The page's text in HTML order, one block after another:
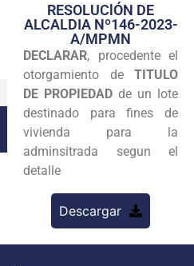
Transparencia
Seguridad
Programas
Intranet
RESOLUClÓN DE
ALCALDIA Nº146-2023-
A/MPMN
DECLARAR, procedente el
otorgamiento de TITULO
DE PROPIEDAD de un lote
destinado para fines de
vivienda para la
adminsitrada segun el
detalle
Descargar